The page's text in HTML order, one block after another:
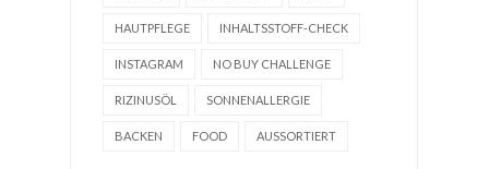
HAUTPFLEGE INHALTSSTOFF-CHECK
INSTAGRAM NO BUY CHALLENGE
RIZINUSÖL SONNENALLERGIE
BACKEN FOOD AUSSORTIERT